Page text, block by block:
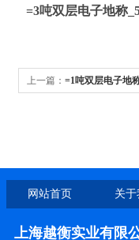
=3吨双层电子地称
上一篇： =1吨双层电子地
网站首页 关
上海越衡实业有限